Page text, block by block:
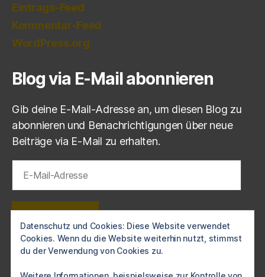
Eintrags-Feed
Kommentar-Feed
WordPress.org
Blog via E-Mail abonnieren
Gib deine E-Mail-Adresse an, um diesen Blog zu
abonnieren und Benachrichtigungen über neue
Beiträge via E-Mail zu erhalten.
Mail-
Schließe dich 1 anderen Abonnenten an
Datenschutz und Cookies: Diese Website verwendet
Cookies. Wenn du die Website weiterhin nutzt, stimmst
du der Verwendung von Cookies zu.